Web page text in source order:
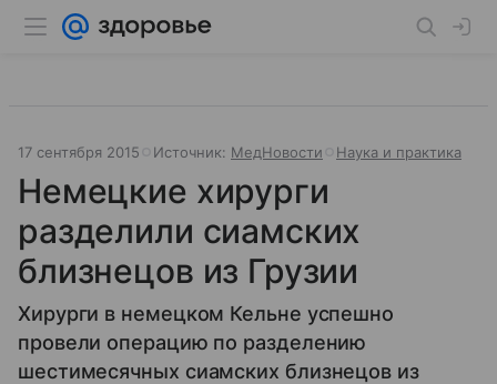
17 сентября 2015 Источник: МедНовости Наука и практика
Немецкие хирурги
разделили сиамских
близнецов из Грузии
Хирурги в немецком Кельне успешно
провели операцию по разделению
шестимесячных сиамских близнецов из